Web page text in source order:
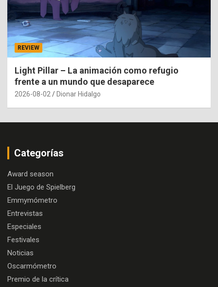
REVIEW
Light Pillar – La animación como refugio
frente a un mundo que desaparece
2026-08-02 Dionar Hidalgo
Categorías
Award season
El Juego de Spielberg
Emmymómetro
Entrevistas
Especiales
Festivales
Noticias
Oscarmómetro
Premio de la crítica